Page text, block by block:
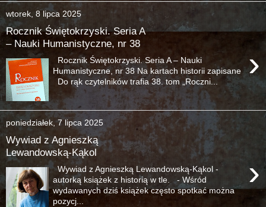
wtorek, 8 lipca 2025
Rocznik Świętokrzyski. Seria A
– Nauki Humanistyczne, nr 38
›
Rocznik Świętokrzyski. Seria A – Nauki
Humanistyczne, nr 38 Na kartach historii zapisane
Do rąk czytelników trafia 38. tom „Roczni...
poniedziałek, 7 lipca 2025
Wywiad z Agnieszką
Lewandowską-Kąkol
›
Wywiad z Agnieszką Lewandowską-Kąkol -
autorką książek z historią w tle. - Wśród
wydawanych dziś książek często spotkać można
pozycj...